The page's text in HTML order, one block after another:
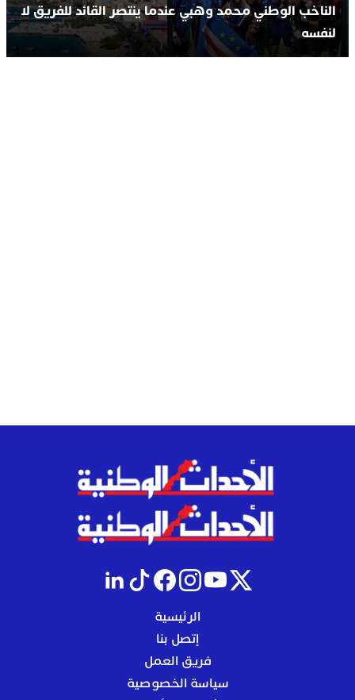
الناخب الوطني محمد وهبي عندما ينتصر القائد للفريق لا
لنفسه
الرئيسية
إتصل بنا
فريق العمل
سياسة الخصوصية